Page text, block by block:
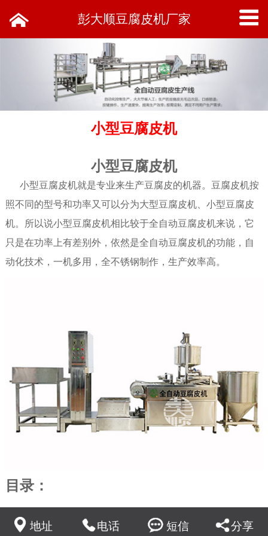
彭大顺豆腐皮机厂家
小型豆腐皮机
小型豆腐皮机
小型豆腐皮机就是专业来生产豆腐皮的机器。豆腐皮机按
照不同的型号和功率又可以分为大型豆腐皮机、小型豆腐皮
机。所以说小型豆腐皮机相比较于全自动豆腐皮机来说，它
只是在功率上有差别外，依然是全自动豆腐皮机的功能，自
动化技术，一机多用，全不锈钢制作，生产效率高。
目录：
2、特点地址 电话 短信 分享